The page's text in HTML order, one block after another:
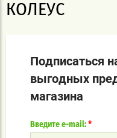
КОЛЕУС
Подписаться
выгодных
магазина
Введите e-mail: *